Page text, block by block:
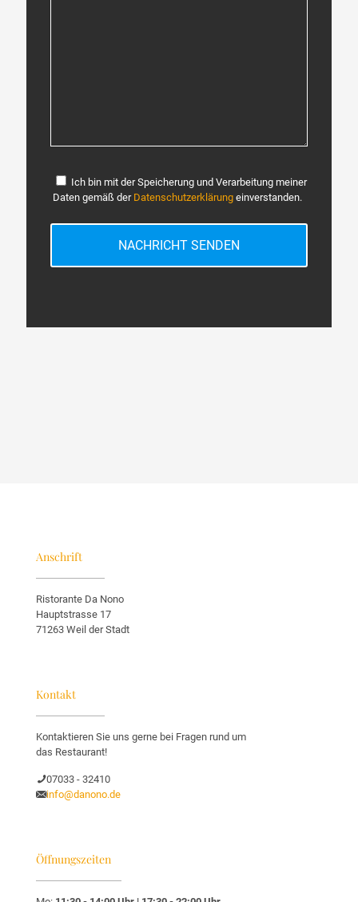
Ich bin mit der Speicherung und Verarbeitung meiner
Daten gemäß der Datenschutzerklärung einverstanden.
Anschrift
Ristorante Da Nono
Hauptstrasse 17
71263 Weil der Stadt
Kontakt
Kontaktieren Sie uns gerne bei Fragen rund um
das Restaurant!
07033 - 32410
info@danono.de
Öffnungszeiten